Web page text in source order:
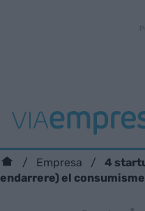
Empresa
4
endarrere) el